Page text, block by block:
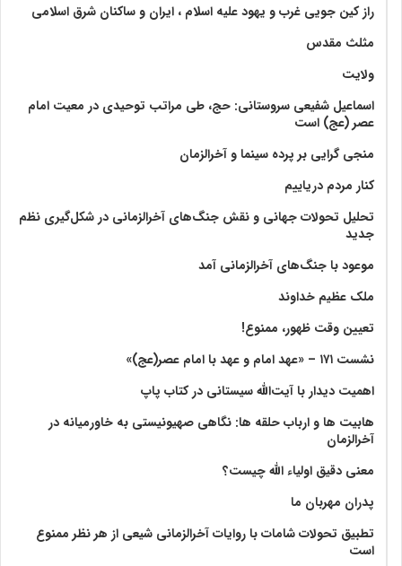
راز کین جویی غرب و یهود علیه اسلام ، ایران و ساکنان شرق اسلامی
مثلث مقدس
ولايت‏
اسماعیل شفیعی سروستانی: حج، طی مراتب توحیدی در معیت امام
عصر (عج) است
منجی گرایی بر پرده سینما و آخرالزمان
کنار مردم دریاییم
تحلیل تحولات جهانی و نقش جنگ‌های آخرالزمانی در شکل‌گیری نظم
جدید
موعود با جنگ‌های آخرالزمانی آمد
ملک عظیم خداوند
تعیین وقت ظهور، ممنوع!
نشست ۱۷۱ – «عهد امام و عهد با امام عصر(عج)»
اهمیت دیدار با آیت‌الله سیستانی در کتاب پاپ
هابیت ها و ارباب حلقه ها: نگاهی صهیونیستی به خاورمیانه در
آخرالزمان
معنی دقیق اولیاء الله چیست؟
پدران مهربان ما
تطبیق تحولات شامات با روایات آخرالزمانی شیعی از هر نظر ممنوع
است